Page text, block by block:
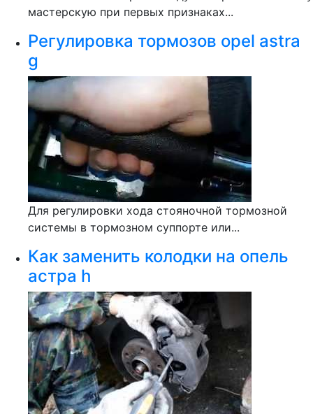
мастерскую при первых признаках...
Регулировка тормозов opel astra
g
Для регулировки хода стояночной тормозной
системы в тормозном суппорте или...
Как заменить колодки на опель
астра h